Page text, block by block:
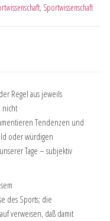
, Sportwissenschaft
Regel aus jeweils
nicht
Tendenzen und
oder würdigen
Tage – subjektiv
des Sports; die
verweisen, daß damit